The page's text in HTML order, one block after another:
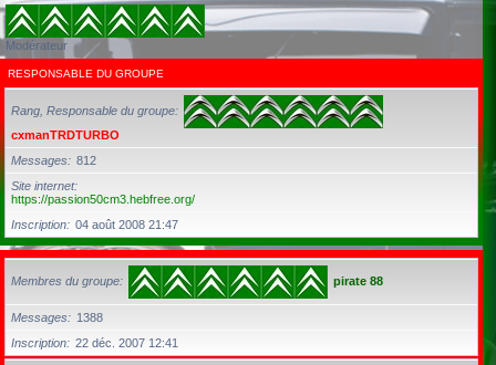
Modérateur
RESPONSABLE DU GROUPE
Rang, Responsable du groupe
cxmanTRDTURBO
Messages
812
Site internet
https://passion50cm3.hebfree.org/
Inscription
04 août 2008 21:47
Membres du groupe pirate 88
Messages
1388
Inscription
22 déc. 2007 12:41